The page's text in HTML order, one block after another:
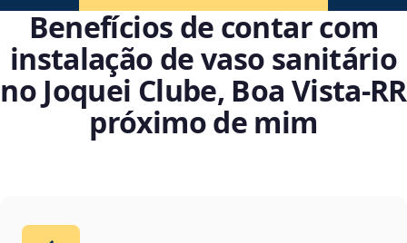
Benefícios de contar com
instalação de vaso sanitário
no Joquei Clube, Boa Vista‑RR
próximo de mim